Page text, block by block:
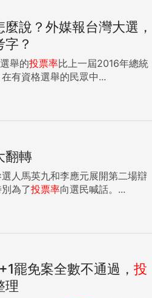
說？外媒報台灣大選，
？
這次選舉的投票率比上一屆2016年總統
有資格選舉的民眾中...
翻轉
人馬英九和李應元展開第二場辯
為了投票率向選民喊話。...
罷免案全數不通過， 投
理